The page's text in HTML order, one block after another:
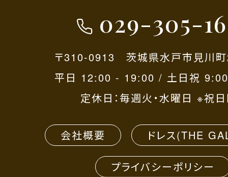
029-305-
〒310-0913 茨城県水戸市見川
平日 12:00 - 19:00 / 土日祝
定休日：毎週火・水曜日 ※祝日
会社概要 ドレス(THE
プライバシーポリシー